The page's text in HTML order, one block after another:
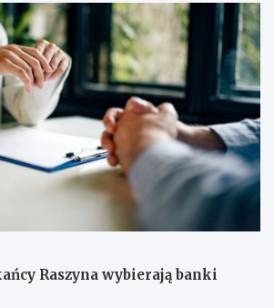
Raszyna wybierają banki